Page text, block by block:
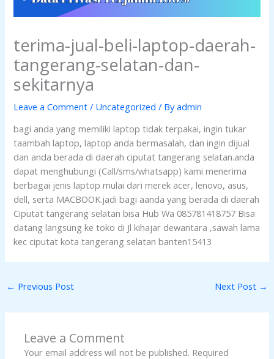
terima-jual-beli-laptop-daerah-
tangerang-selatan-dan-
sekitarnya
Leave a Comment / Uncategorized / Byadmin
bagi anda yang memiliki laptop tidak terpakai, ingin tukar
taambah laptop, laptop anda bermasalah, dan ingin dijual
dan anda berada di daerah ciputat tangerang selatan.anda
dapat menghubungi (Call/sms/whatsapp) kami menerima
berbagai jenis laptop mulai dari merek acer, lenovo, asus,
dell, serta MACBOOK.jadi bagi aanda yang berada di daerah
Ciputat tangerang selatan bisa Hub Wa 085781418757 Bisa
datang langsung ke toko di Jl kihajar dewantara ,sawah lama
kec ciputat kota tangerang selatan banten15413
← Previous Post Next Post →
Leave a Comment
Your email address will not be published. Required